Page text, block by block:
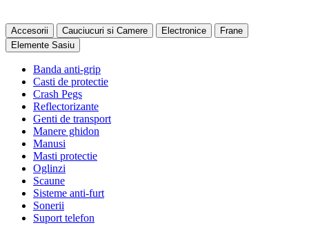
Accesorii Cauciucuri si Camere Electronice
Frane
Elemente Sasiu
Banda anti-grip
Casti de protectie
Crash Pegs
Reflectorizante
Genti de transport
Manere ghidon
Manusi
Masti protectie
Oglinzi
Scaune
Sisteme anti-furt
Sonerii
Suport telefon